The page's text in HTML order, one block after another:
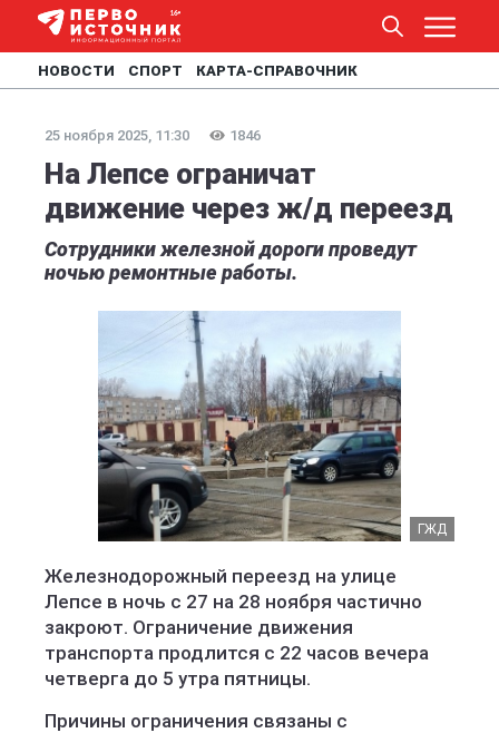
НОВОСТИ СПОРТ КАРТА-СПРАВОЧНИК
25 ноября 2025, 11:30 1846
На Лепсе ограничат
движение через ж/д переезд
Сотрудники железной дороги проведут
ночью ремонтные работы.
ГЖД
Железнодорожный переезд на улице
Лепсе в ночь с 27 на 28 ноября частично
закроют. Ограничение движения
транспорта продлится с 22 часов вечера
четверга до 5 утра пятницы.
Причины ограничения связаны с